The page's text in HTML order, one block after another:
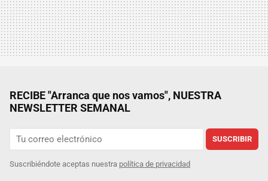
RECIBE "Arranca que nos vamos", NUESTRA
NEWSLETTER SEMANAL
SUSCRIBIR
Suscribiéndote aceptas nuestra política de privacidad